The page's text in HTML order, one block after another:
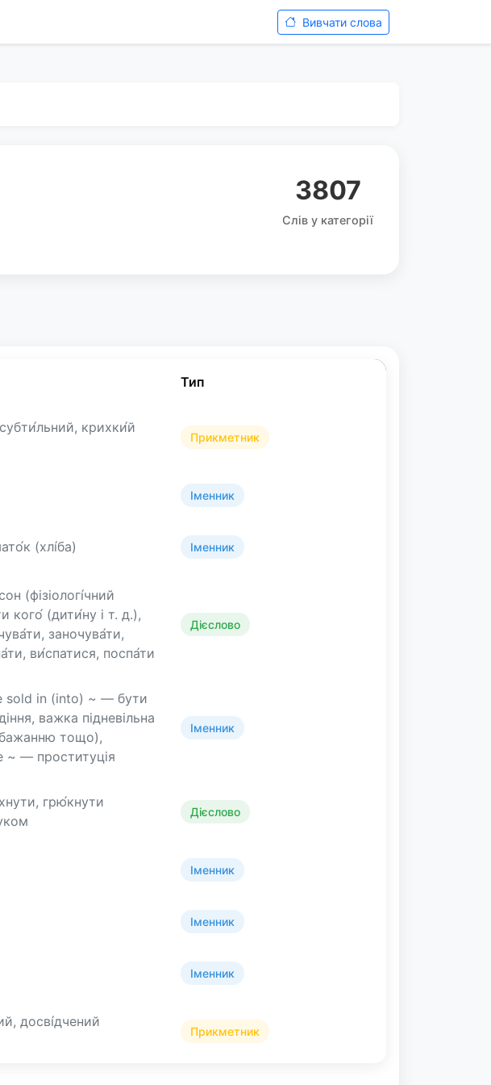
Вивчати слова
3807
Слів у категорії
Тип
крихки́й
Прикметник
Іменник
(хлі́ба) Іменник
(фізіологі́чний
кого́ (дити́ну і т. д.),
заночува́ти,
ви́спатися, поспа́ти
Дієслово
sold in (into) ~ — бути
важка підневільна
тощо),
~ — проституція
Іменник
грю́кнути
Дієслово
Іменник
Іменник
Іменник
досві́дчений
Прикметник